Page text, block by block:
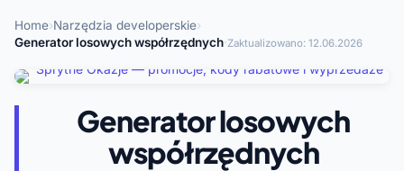
Home›Narzędzia developerskie›
Generator losowych współrzędnych·Zaktualizowano: 12.06.2026
Generator losowych
współrzędnych